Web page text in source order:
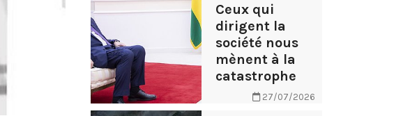
Ceux qui
dirigent la
société nous
mènent à la
catastrophe
27/07/2026